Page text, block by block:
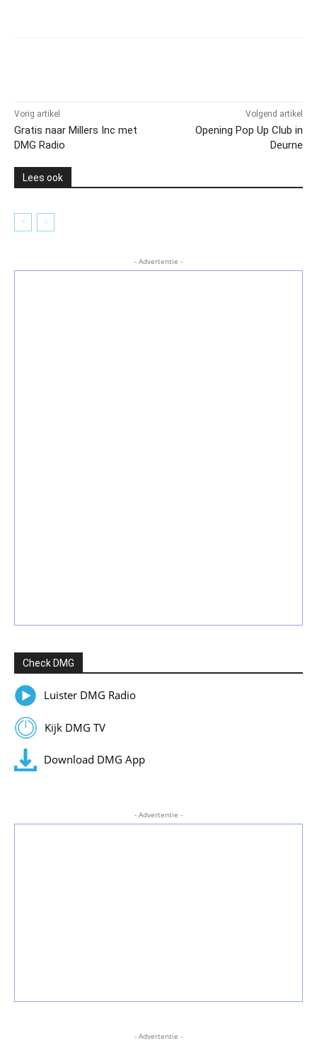
Vorig artikel
Gratis naar Millers Inc met
DMG Radio
Volgend artikel
Opening Pop Up Club in
Deurne
Lees ook
- Advertentie -
Check DMG
Luister DMG Radio
Kijk DMG TV
Download DMG App
- Advertentie -
- Advertentie -